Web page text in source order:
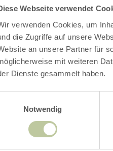
Webseite verwendet
verwenden Cookies, um
die Zugriffe auf unsere
an unsere Partner für
mit weiteren
Dienste gesammelt haben.
Notwendig